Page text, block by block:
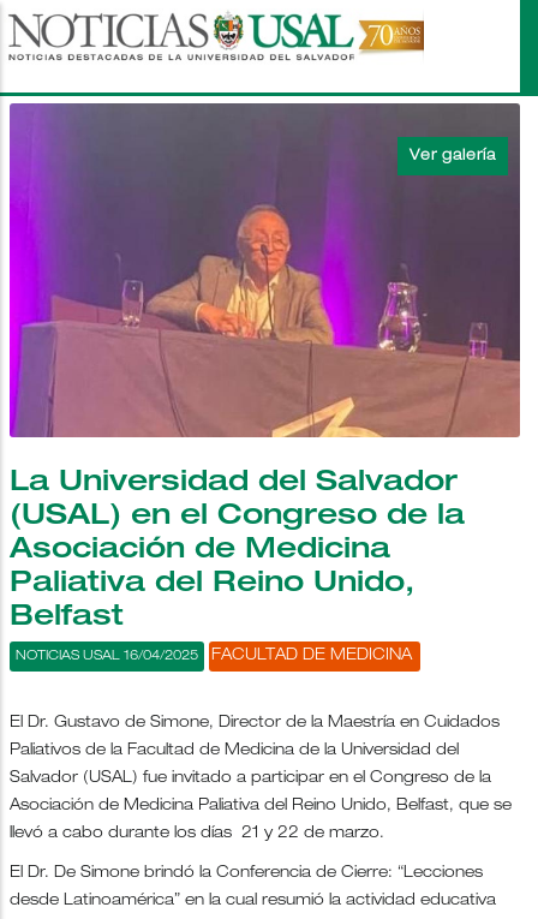
Pasar
al
principal
La Universidad del Salvador
(USAL) en el Congreso de la
Asociación de Medicina
Paliativa del Reino Unido,
Belfast
FACULTAD DE MEDICINA
NOTICIAS USAL 16/04/2025
El Dr. Gustavo de Simone, Director de la Maestría en Cuidados
Paliativos de la Facultad de Medicina de la Universidad del
Salvador (USAL) fue invitado a participar en el Congreso de la
Asociación de Medicina Paliativa del Reino Unido, Belfast, que se
llevó a cabo durante los días 21 y 22 de marzo.
El Dr. De Simone brindó la Conferencia de Cierre: “Lecciones
desde Latinoamérica” en la cual resumió la actividad educativa